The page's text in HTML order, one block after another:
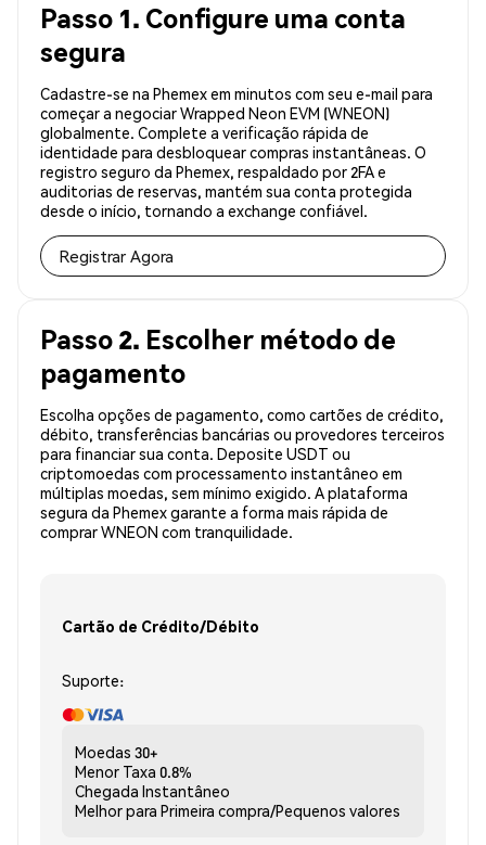
Passo 1. Configure uma conta
segura
Cadastre-se na Phemex em minutos com seu e-mail para
começar a negociar Wrapped Neon EVM (WNEON)
globalmente. Complete a verificação rápida de
identidade para desbloquear compras instantâneas. O
registro seguro da Phemex, respaldado por 2FA e
auditorias de reservas, mantém sua conta protegida
desde o início, tornando a exchange confiável.
Registrar Agora
Passo 2. Escolher método de
pagamento
Escolha opções de pagamento, como cartões de crédito,
débito, transferências bancárias ou provedores terceiros
para financiar sua conta. Deposite USDT ou
criptomoedas com processamento instantâneo em
múltiplas moedas, sem mínimo exigido. A plataforma
segura da Phemex garante a forma mais rápida de
comprar WNEON com tranquilidade.
Cartão de Crédito/Débito
Suporte:
Moedas 30+
Menor Taxa 0.8%
Chegada Instantâneo
Melhor para Primeira compra/Pequenos valores